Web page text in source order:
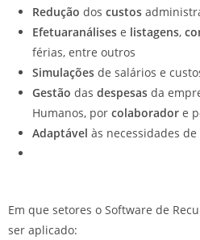
Redução dos custos
Efetuaranálises e listagens,
férias, entre outros
Simulações de salários e
Gestão das despesas da
Humanos, por colaborador e
Adaptável às necessidades
Em que setores o Software de
ser aplicado: